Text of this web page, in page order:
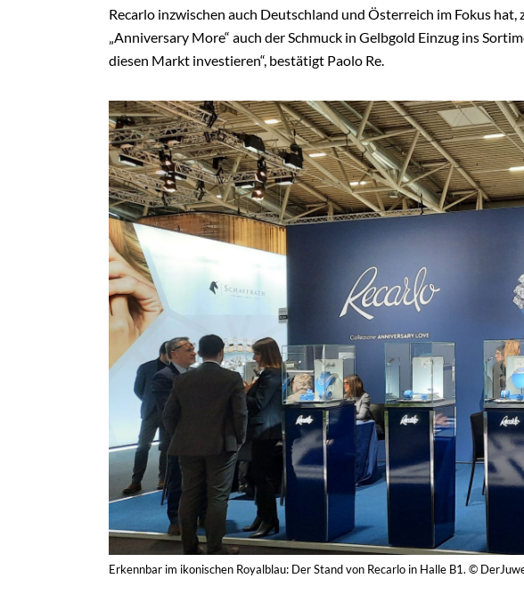
Recarlo inzwischen auch Deutschland und Österreich im Fokus hat,
„Anniversary More“ auch der Schmuck in Gelbgold Einzug ins
diesen Markt investieren“, bestätigt Paolo Re.
Erkennbar im ikonischen Royalblau: Der Stand von Recarlo in Halle B1. ©